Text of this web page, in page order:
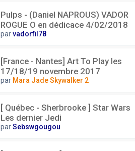
Pulps - (Daniel NAPROUS) VADOR
ROGUE O en dédicace 4/02/2018
parvadorfil78
[France - Nantes] Art To Play les
17/18/19 novembre 2017
par Mara Jade Skywalker 2
[ Québec - Sherbrooke ] Star Wars
Les dernier Jedi
parSebswgougou